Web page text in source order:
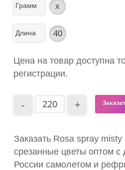
Грамм x
Длина 40
Цена на товар доступна
регистрации.
Заказать Rosa spray
срезанные цветы оптом с
России самолетом и